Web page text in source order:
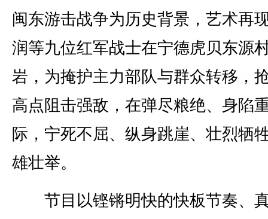
闽东游击战争为历史背景，艺术再
润等九位红军战士在宁德虎贝东源
岩，为掩护主力部队与群众转移，
高点阻击强敌，在弹尽粮绝、身陷
际，宁死不屈、纵身跳崖、壮烈牺
雄壮举。
节目以铿锵明快的快板节奏、